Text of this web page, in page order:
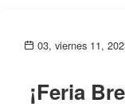
03, viernes 11,
¡Feria